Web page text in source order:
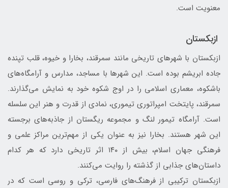
معنویت است.
ازبکستان
ازبکستان با شهرهای تاریخی مانند سمرقند، بخارا و خیوه، قلب تپنده
جاده ابریشم بوده است. این شهرها با مساجد، مدارس و آرامگاه‌های
باشکوه، معماری اسلامی را در اوج شکوه خود به نمایش می‌گذارند.
سمرقند، پایتخت امپراتوری تیموری، نمادی از قدرت و هنر این سلسله
است. آرامگاه تیمور لنگ و مجموعه ریگستان از جاذبه‌های برجسته
این شهر هستند. بخارا نیز به عنوان یکی از مهم‌ترین مراکز علمی و
فرهنگی جهان اسلام، بیش از ۱۴۰ اثر تاریخی دارد که هر کدام
داستان‌های جذابی از گذشته را روایت می‌کنند.
ازبکستان ترکیبی از فرهنگ‌های فارسی، ترکی و روسی است که در